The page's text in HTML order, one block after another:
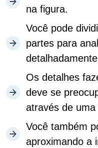
na figura.
Você pode
partes para
Os detalhes
deve se
através de
Você também
aproximando a